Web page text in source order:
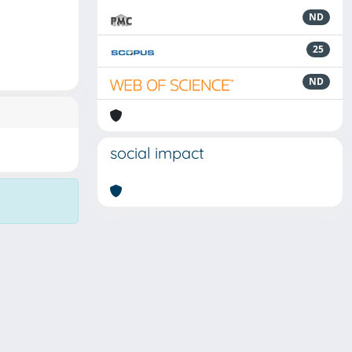
ND
25
ND
social impact